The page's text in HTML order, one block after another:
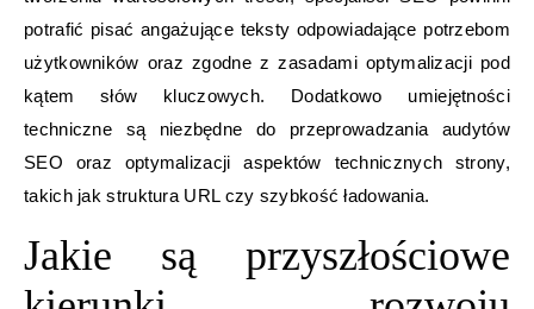
potrafić pisać angażujące teksty odpowiadające potrzebom
użytkowników oraz zgodne z zasadami optymalizacji pod
kątem słów kluczowych. Dodatkowo umiejętności
techniczne są niezbędne do przeprowadzania audytów
SEO oraz optymalizacji aspektów technicznych strony,
takich jak struktura URL czy szybkość ładowania.
Jakie są przyszłościowe